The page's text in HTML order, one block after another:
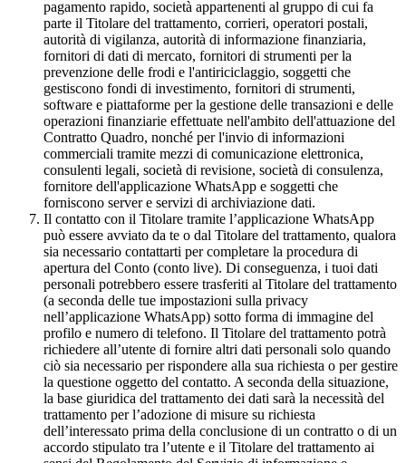
pagamento rapido, società appartenenti al gruppo di cui fa
parte il Titolare del trattamento, corrieri, operatori postali,
autorità di vigilanza, autorità di informazione finanziaria,
fornitori di dati di mercato, fornitori di strumenti per la
prevenzione delle frodi e l'antiriciclaggio, soggetti che
gestiscono fondi di investimento, fornitori di strumenti,
software e piattaforme per la gestione delle transazioni e delle
operazioni finanziarie effettuate nell'ambito dell'attuazione del
Contratto Quadro, nonché per l'invio di informazioni
commerciali tramite mezzi di comunicazione elettronica,
consulenti legali, società di revisione, società di consulenza,
fornitore dell'applicazione WhatsApp e soggetti che
forniscono server e servizi di archiviazione dati.
Il contatto con il Titolare tramite l’applicazione WhatsApp
può essere avviato da te o dal Titolare del trattamento, qualora
sia necessario contattarti per completare la procedura di
apertura del Conto (conto live). Di conseguenza, i tuoi dati
personali potrebbero essere trasferiti al Titolare del trattamento
(a seconda delle tue impostazioni sulla privacy
nell’applicazione WhatsApp) sotto forma di immagine del
profilo e numero di telefono. Il Titolare del trattamento potrà
richiedere all’utente di fornire altri dati personali solo quando
ciò sia necessario per rispondere alla sua richiesta o per gestire
la questione oggetto del contatto. A seconda della situazione,
la base giuridica del trattamento dei dati sarà la necessità del
trattamento per l’adozione di misure su richiesta
dell’interessato prima della conclusione di un contratto o di un
accordo stipulato tra l’utente e il Titolare del trattamento ai